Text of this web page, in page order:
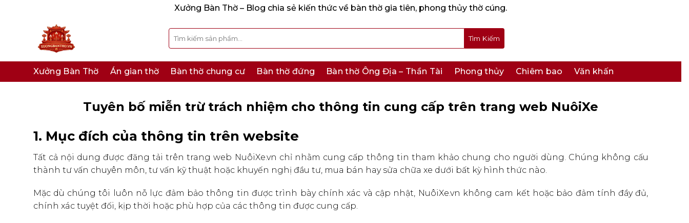
Xưởng Bàn Thờ – Blog chia sẻ kiến thức về bàn thờ gia tiên, phong thủy thờ cúng.
Tìm
kiếm:
Xưởng Bàn Thờ Án gian thờ Bàn thờ chung cư Bàn thờ đứng Bàn thờ Ông Địa – Thần Tài Phong thủy Chiêm bao Văn khấn
Tuyên bố miễn trừ trách nhiệm cho thông tin cung cấp trên trang web NuôiXe
1. Mục đích của thông tin trên website
Tất cả nội dung được đăng tải trên trang web NuôiXe.vn chỉ nhằm cung cấp thông tin tham khảo chung cho người dùng. Chúng không cấu
thành tư vấn chuyên môn, tư vấn kỹ thuật hoặc khuyến nghị đầu tư, mua bán hay sửa chữa xe dưới bất kỳ hình thức nào.
Mặc dù chúng tôi luôn nỗ lực đảm bảo thông tin được trình bày chính xác và cập nhật, NuôiXe.vn không cam kết hoặc bảo đảm tính đầy đủ,
chính xác tuyệt đối, kịp thời hoặc phù hợp của các thông tin được cung cấp.